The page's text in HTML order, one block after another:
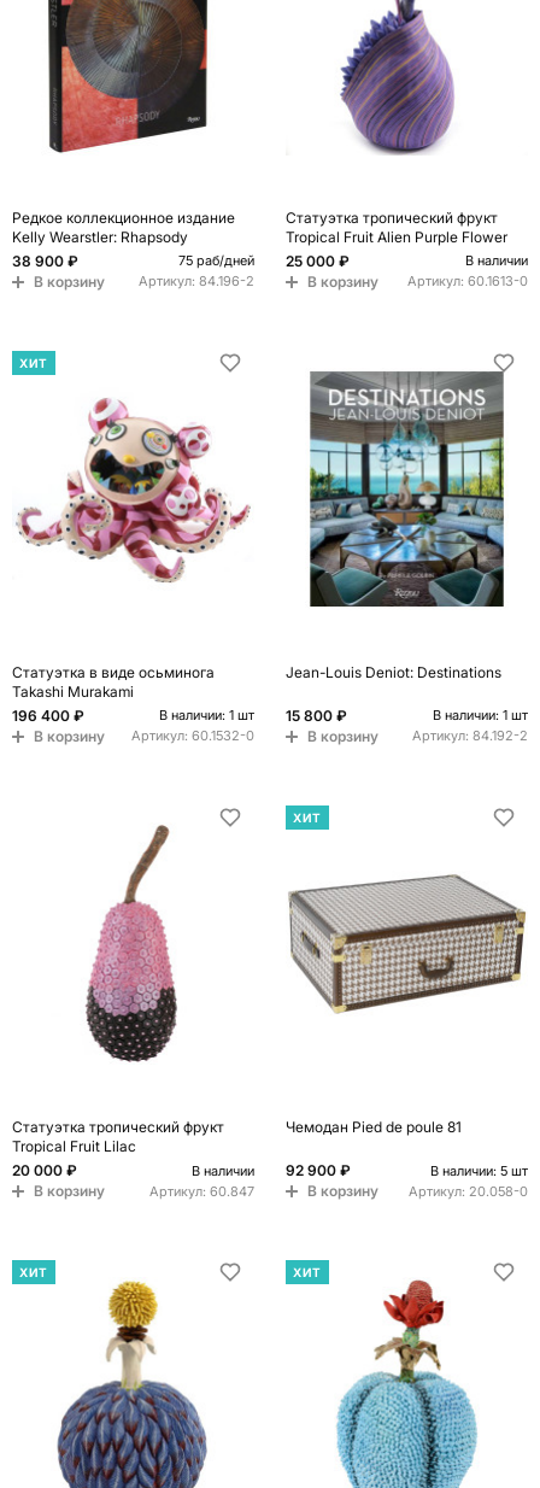
Редкое коллекционное издание
Kelly Wearstler: Rhapsody
38 900 ₽
75 раб/дней
В корзину Артикул: 84.196-2
Статуэтка тропический фрукт
Tropical Fruit Alien Purple Flower
25 000 ₽
В наличии
В корзину Артикул: 60.1613-0
ХИТ
Статуэтка в виде осьминога
Takashi Murakami
196 400 ₽
В наличии: 1 шт
В корзину Артикул: 60.1532-0
Jean-Louis Deniot: Destinations
15 800 ₽ В наличии: 1 шт
В корзину Артикул: 84.192-2
Статуэтка тропический фрукт
Tropical Fruit Lilac
20 000 ₽
В наличии
В корзину Артикул: 60.847
ХИТ
Чемодан Pied de poule 81
92 900 ₽ В наличии: 5 шт
В корзину Артикул: 20.058-0
ХИТ ХИТ